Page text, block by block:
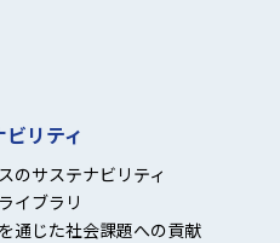
リティ
のサステナビリティ
イブラリ
通じた社会課題への貢献